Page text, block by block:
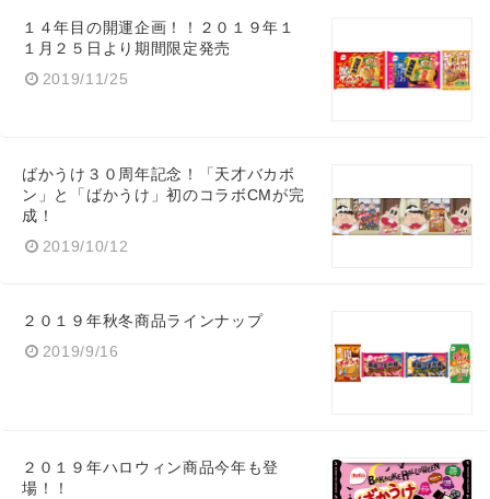
１４年目の開運企画！！２０１９年１
１月２５日より期間限定発売
2019/11/25
ばかうけ３０周年記念！「天才バカボ
ン」と「ばかうけ」初のコラボCMが完
成！
2019/10/12
２０１９年秋冬商品ラインナップ
2019/9/16
２０１９年ハロウィン商品今年も登
場！！